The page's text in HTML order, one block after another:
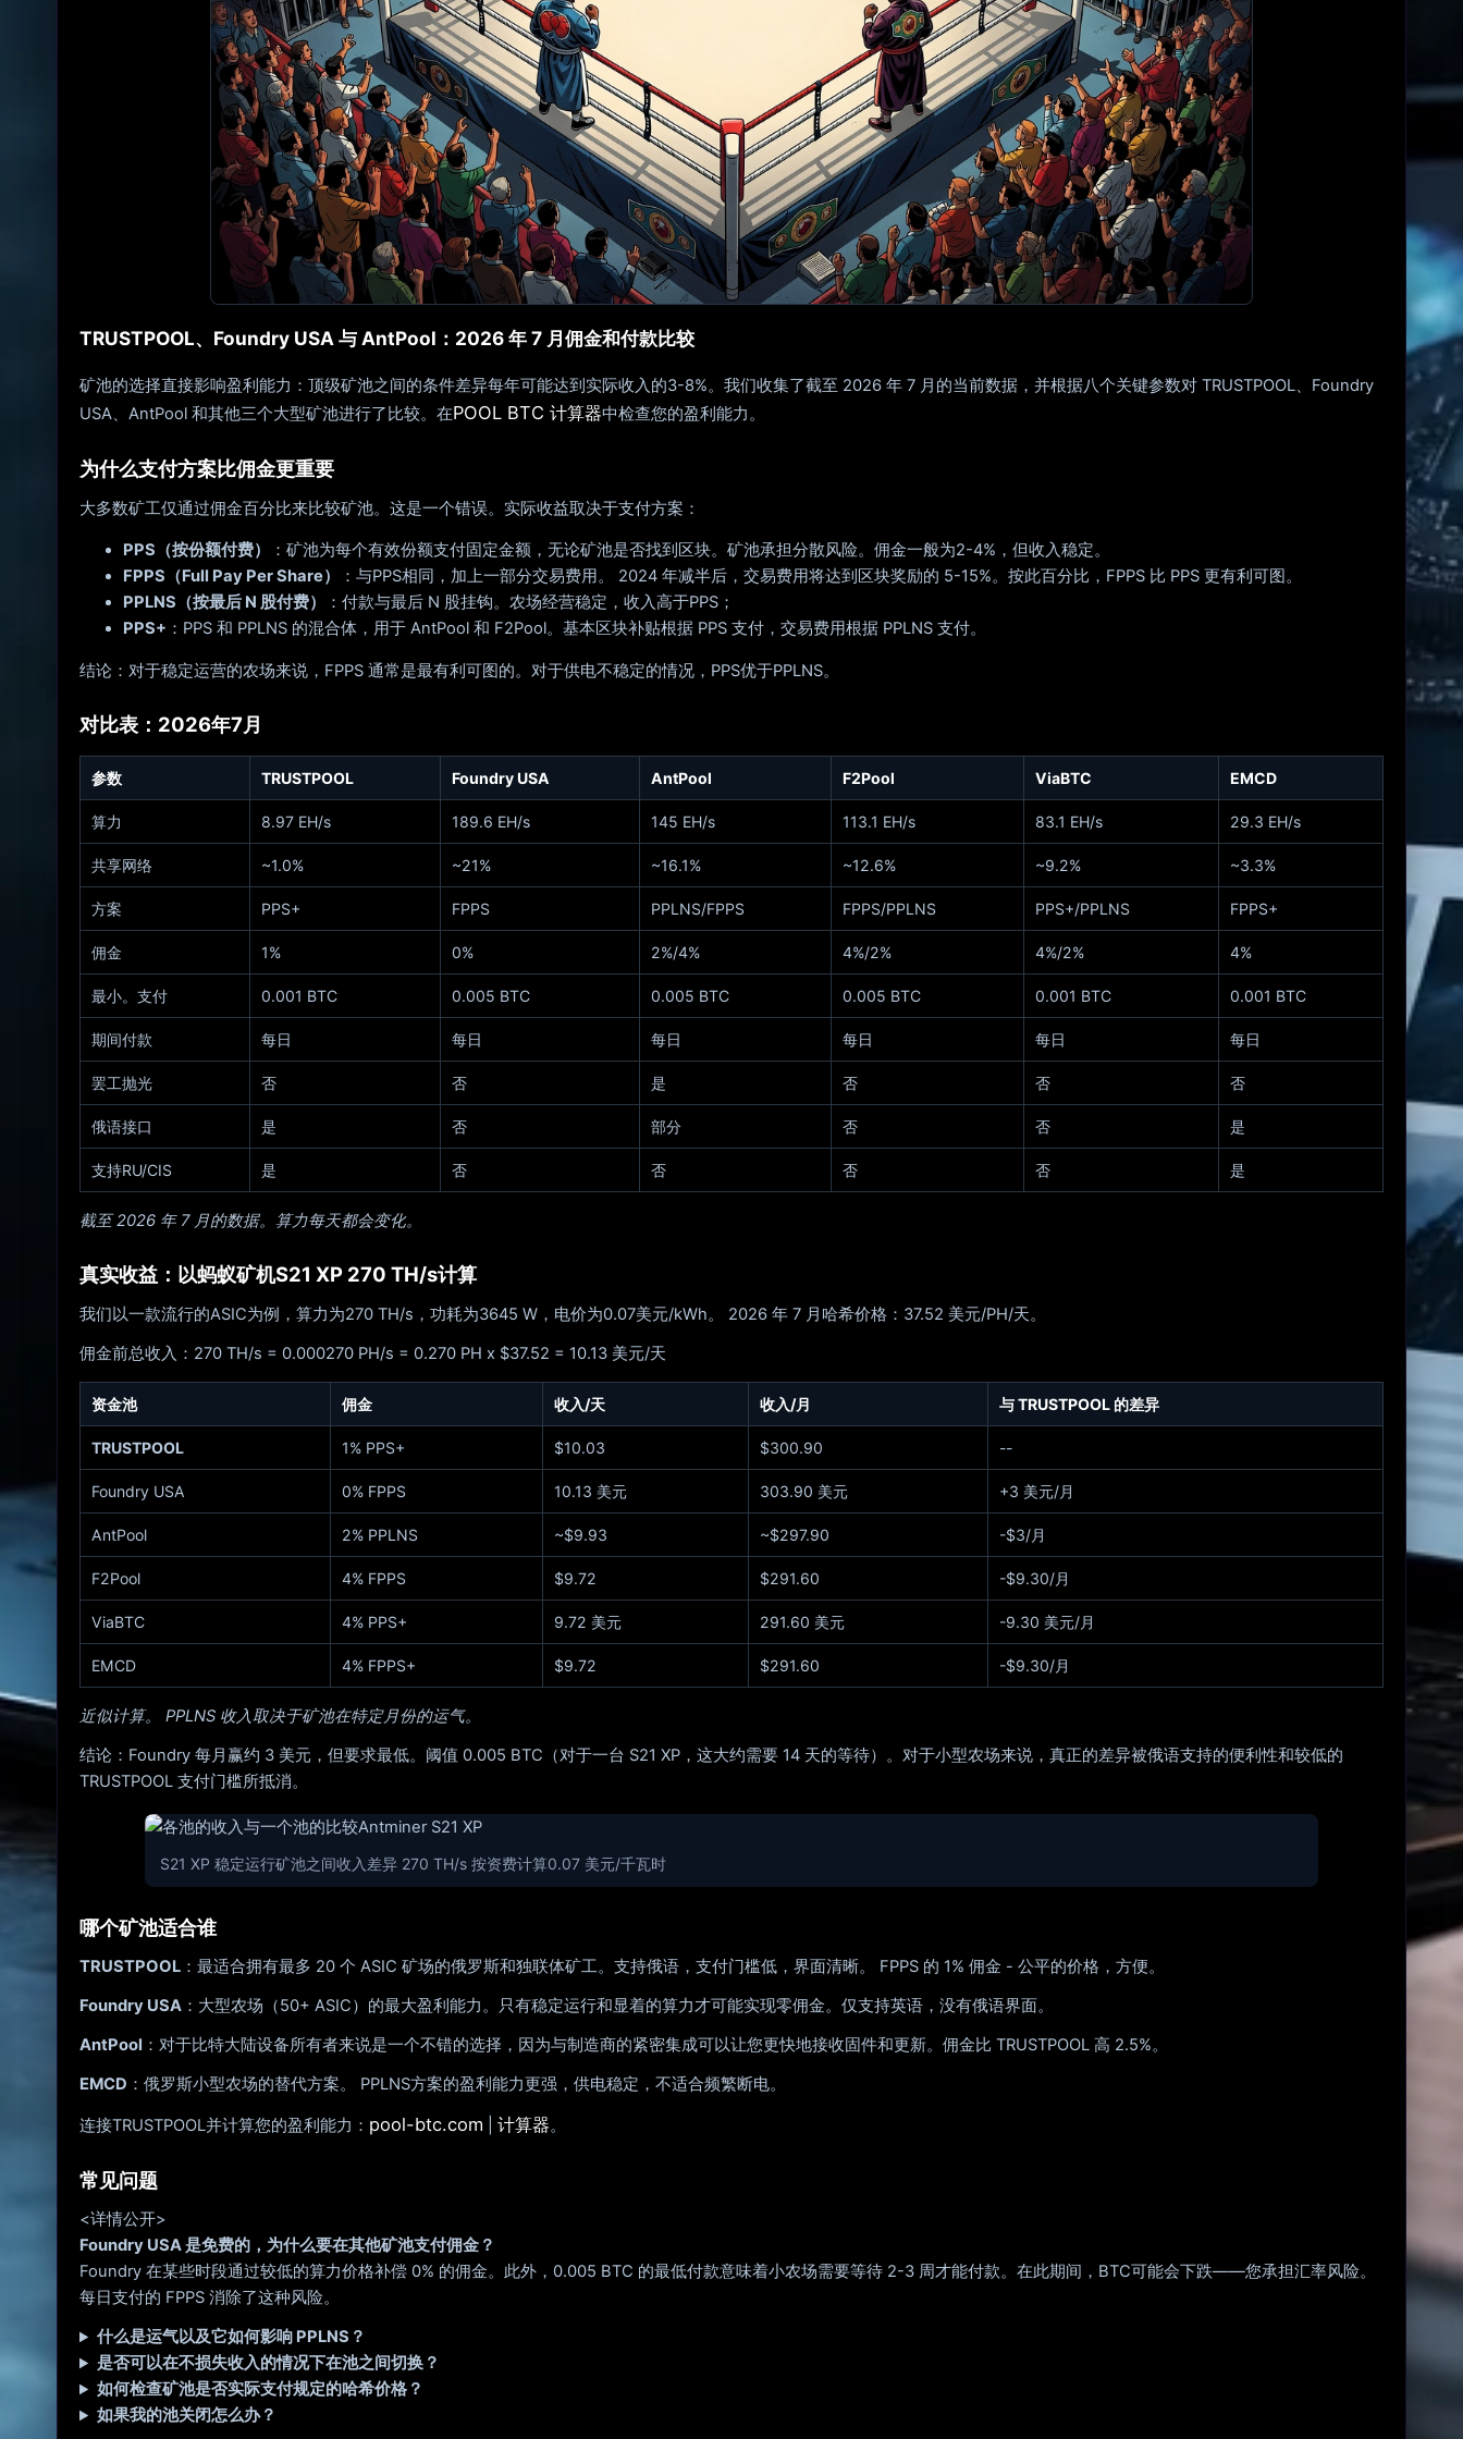
TRUSTPOOL、Foundry USA 与 AntPool：2026 年 7 月佣金和付款比较
矿池的选择直接影响盈利能力：顶级矿池之间的条件差异每年可能达到实际收入的3-8%。我们收集了截至 2026 年 7 月的当前数据，并根据八个关键参数对 TRUSTPOOL、Foundry
USA、AntPool 和其他三个大型矿池进行了比较。在POOL BTC 计算器中检查您的盈利能力。
为什么支付方案比佣金更重要
大多数矿工仅通过佣金百分比来比较矿池。这是一个错误。实际收益取决于支付方案：
PPS（按份额付费）
：矿池为每个有效份额支付固定金额，无论矿池是否找到区块。矿池承担分散风险。佣金一般为2-4%，但收入稳定。
FPPS（Full Pay Per Share）
：与PPS相同，加上一部分交易费用。 2024 年减半后，交易费用将达到区块奖励的 5-15%。按此百分比，FPPS 比 PPS 更有利可图。
PPLNS（按最后 N 股付费）
：付款与最后 N 股挂钩。农场经营稳定，收入高于PPS；
PPS+ ：PPS 和 PPLNS 的混合体，用于 AntPool 和 F2Pool。基本区块补贴根据 PPS 支付，交易费用根据 PPLNS 支付。
结论：对于稳定运营的农场来说，FPPS 通常是最有利可图的。对于供电不稳定的情况，PPS优于PPLNS。
对比表：2026年7月
参数 TRUSTPOOL Foundry USA AntPool F2Pool ViaBTC EMCD
算力 8.97 EH/s 189.6 EH/s 145 EH/s 113.1 EH/s 83.1 EH/s 29.3 EH/s
共享网络 ~1.0% ~21% ~16.1% ~12.6% ~9.2% ~3.3%
方案 PPS+ FPPS PPLNS/FPPS FPPS/PPLNS PPS+/PPLNS FPPS+
佣金 1% 0% 2%/4% 4%/2% 4%/2% 4%
最小。支付 0.001 BTC 0.005 BTC 0.005 BTC 0.005 BTC 0.001 BTC 0.001 BTC
期间付款 每日 每日 每日 每日 每日 每日
罢工抛光 否 否 是 否 否 否
俄语接口 是 否 部分 否 否 是
支持RU/CIS 是 否 否 否 否 是
截至 2026 年 7 月的数据。算力每天都会变化。
真实收益：以蚂蚁矿机S21 XP 270 TH/s计算
我们以一款流行的ASIC为例，算力为270 TH/s，功耗为3645 W，电价为0.07美元/kWh。 2026 年 7 月哈希价格：37.52 美元/PH/天。
佣金前总收入：270 TH/s = 0.000270 PH/s = 0.270 PH x $37.52 = 10.13 美元/天
资金池 佣金 收入/天 收入/月 与 TRUSTPOOL 的差异
TRUSTPOOL 1% PPS+ $10.03 $300.90 --
Foundry USA 0% FPPS 10.13 美元 303.90 美元 +3 美元/月
AntPool 2% PPLNS ~$9.93 ~$297.90 -$3/月
F2Pool 4% FPPS $9.72 $291.60 -$9.30/月
ViaBTC 4% PPS+ 9.72 美元 291.60 美元 -9.30 美元/月
EMCD 4% FPPS+ $9.72 $291.60 -$9.30/月
近似计算。 PPLNS 收入取决于矿池在特定月份的运气。
结论：Foundry 每月赢约 3 美元，但要求最低。阈值 0.005 BTC（对于一台 S21 XP，这大约需要 14 天的等待）。对于小型农场来说，真正的差异被俄语支持的便利性和较低的
TRUSTPOOL 支付门槛所抵消。
S21 XP 稳定运行矿池之间收入差异 270 TH/s 按资费计算0.07 美元/千瓦时
哪个矿池适合谁
TRUSTPOOL ：最适合拥有最多 20 个 ASIC 矿场的俄罗斯和独联体矿工。支持俄语，支付门槛低，界面清晰。 FPPS 的 1% 佣金 - 公平的价格，方便。
Foundry USA ：大型农场（50+ ASIC）的最大盈利能力。只有稳定运行和显着的算力才可能实现零佣金。仅支持英语，没有俄语界面。
AntPool ：对于比特大陆设备所有者来说是一个不错的选择，因为与制造商的紧密集成可以让您更快地接收固件和更新。佣金比 TRUSTPOOL 高 2.5%。
EMCD ：俄罗斯小型农场的替代方案。 PPLNS方案的盈利能力更强，供电稳定，不适合频繁断电。
连接TRUSTPOOL并计算您的盈利能力： pool-btc.com 计算器。
常见问题
<详情公开>
Foundry USA 是免费的，为什么要在其他矿池支付佣金？
Foundry 在某些时段通过较低的算力价格补偿 0% 的佣金。此外，0.005 BTC 的最低付款意味着小农场需要等待 2-3 周才能付款。在此期间，BTC可能会下跌——您承担汇率风险。
每日支付的 FPPS 消除了这种风险。
什么是运气以及它如何影响 PPLNS？
是否可以在不损失收入的情况下在池之间切换？
如何检查矿池是否实际支付规定的哈希价格？
如果我的池关闭怎么办？